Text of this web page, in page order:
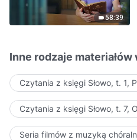
58:39
Inne rodzaje materiałów
Czytania z księgi Słowo, t. 1,
Czytania z księgi Słowo, t. 7,
Seria filmów z muzyką